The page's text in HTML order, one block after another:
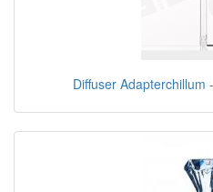
Diffuser Adapterchillum